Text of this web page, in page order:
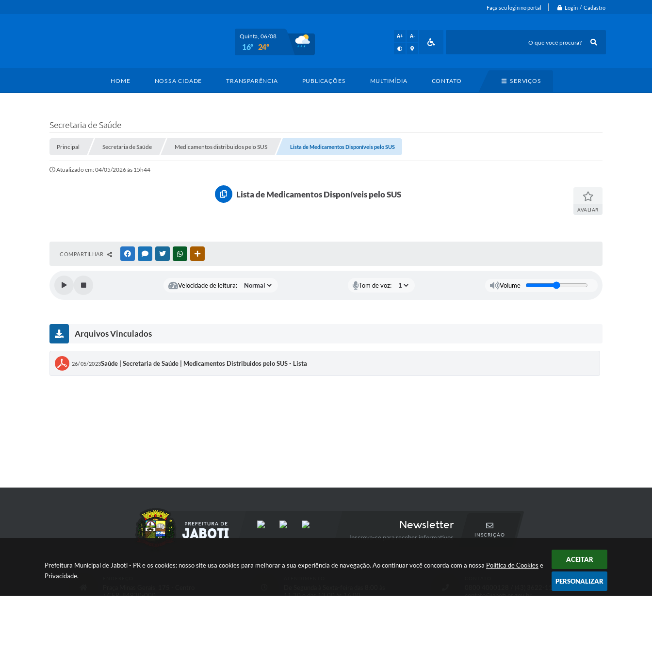
Prefeitura Municipal de Jaboti - PR e os cookies: nosso site usa cookies para melhorar a sua experiência de navegação. Ao continuar você concorda com a nossa Política de Cookies e
Privacidade.
ACEITAR
PERSONALIZAR
Faça seu login no portal Login / Cadastro
Quinta, 06/08
16º 24º
A+ A-
HOME NOSSA CIDADE TRANSPARÊNCIA PUBLICAÇÕES MULTIMÍDIA CONTATO SERVIÇOS
Secretaria de Saúde
Principal Secretaria de Saúde Medicamentos distribuidos pelo SUS Lista de Medicamentos Disponíveis pelo SUS
Atualizado em: 04/05/2026 às 15h44
Lista de Medicamentos Disponíveis pelo SUS
AVALIAR
COMPARTILHAR FACEBOOKMESSENGER
TWITTERWHATSAPP
Velocidade de leitura: Tom de voz: Volume
Arquivos Vinculados
26/05/2023Saúde | Secretaria de Saúde | Medicamentos Distribuidos pelo SUS - Lista
Newsletter
Inscreva-se para receber informativos INSCRIÇÃO
/ CEP: 84930-000
11:30 e das 13:00 às 16:00
contato@jaboti.pr.gov.br